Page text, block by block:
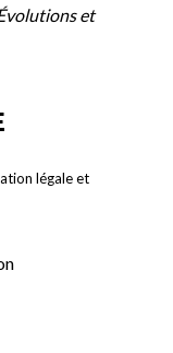
et
légale et